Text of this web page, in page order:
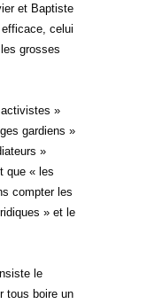
et Baptiste
celui
grosses
activistes »
gardiens »
»
que « les
compter les
» et le
le
tous boire un